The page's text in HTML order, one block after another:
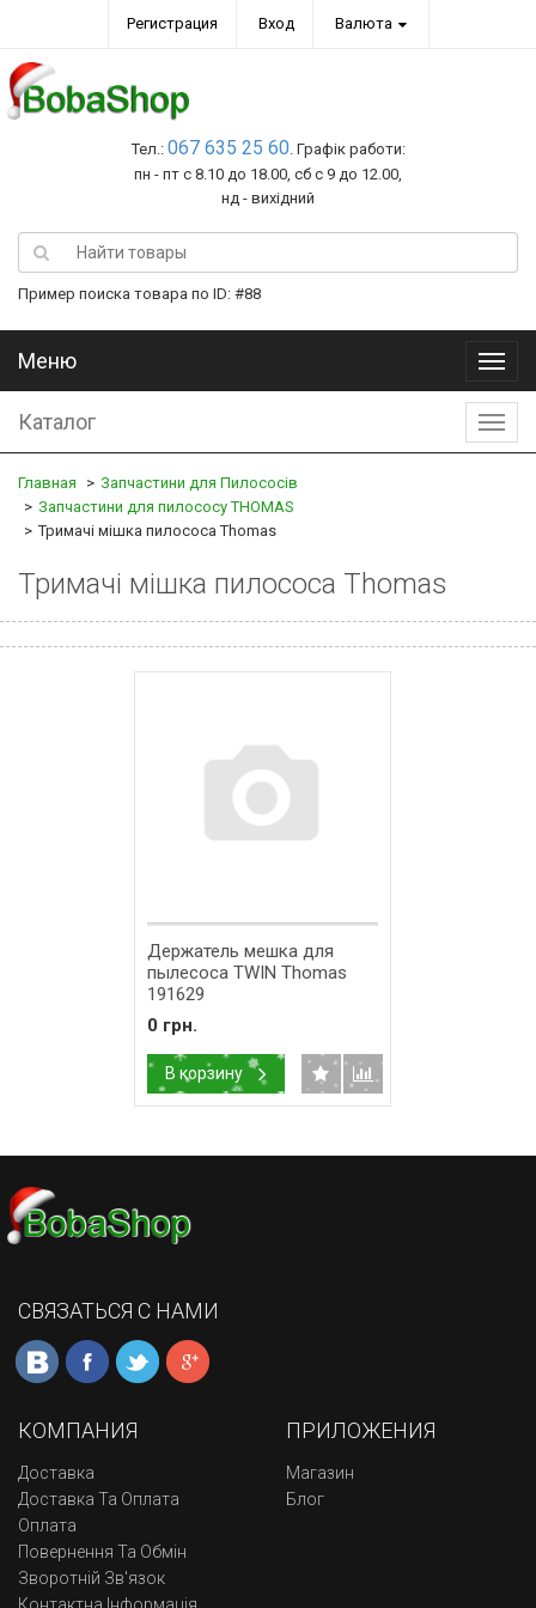
Регистрация Вход Валюта
Тел.: 067 635 25 60. Графік работи:
пн - пт с 8.10 до 18.00, сб с 9 до 12.00,
нд - вихідний
Пример поиска товара по ID: #88
Меню
Меню
Каталог
Главная
Запчастини для Пилососів
Запчастини для пилососу THOMAS
Тримачі мішка пилососа Thomas
Тримачі мішка пилососа Thomas
Держатель мешка для
пылесоса TWIN Thomas
191629
0 грн.
В корзину
СВЯЗАТЬСЯ С НАМИ
КОМПАНИЯ
Доставка
Доставка Та Оплата
Оплата
Повернення Та Обмін
Зворотній Зв'язок
ПРИЛОЖЕНИЯ
Магазин
Блог